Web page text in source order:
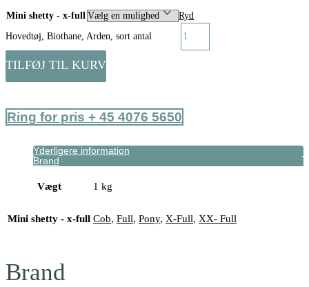
Mini shetty - x-full
Ryd
Hovedtøj, Biothane, Arden, sort antal
TILFØJ TIL KURV
Ring for pris + 45 4076 5650
Yderligere information
Brand
Vægt 1 kg
Mini shetty - x-full Cob, Full, Pony, X-Full, XX- Full
Brand